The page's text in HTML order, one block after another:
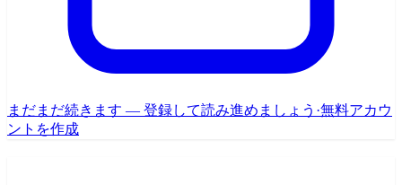
まだまだ続きます — 登録して読み進めましょう ·無料アカウ
ントを作成